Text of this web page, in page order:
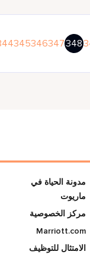
345346347348
مدونة الحياة في
ماريوت
مركز الخصوصية
Marriott.com
الامتثال للتوظيف